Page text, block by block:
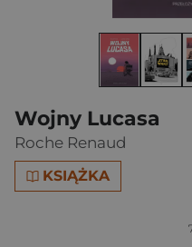
Wojny Lucasa
Roche Renaud
KSIĄŻKA